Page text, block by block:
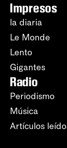
Impresos
la diaria
Le Monde
Lento
Gigantes
Radio
Periodismo
Música
Artículos